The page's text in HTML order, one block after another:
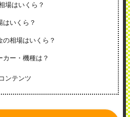
場はいくら？
はいくら？
の相場はいくら？
カー・機種は？
ンテンツ